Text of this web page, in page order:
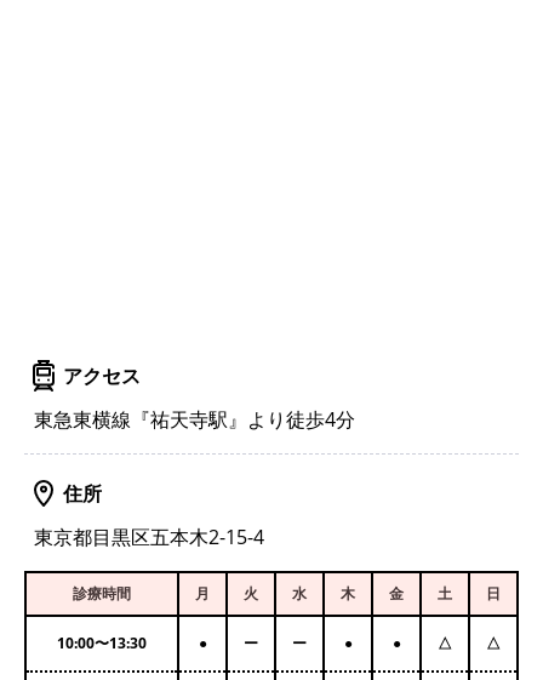
アクセス
東急東横線『祐天寺駅』より徒歩4分
住所
東京都目黒区五本木2-15-4
診療時間 月 火 水 木 金 土 日
10:00〜13:30 ● ー ー ● ● △ △